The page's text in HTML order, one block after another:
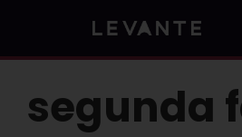
segunda